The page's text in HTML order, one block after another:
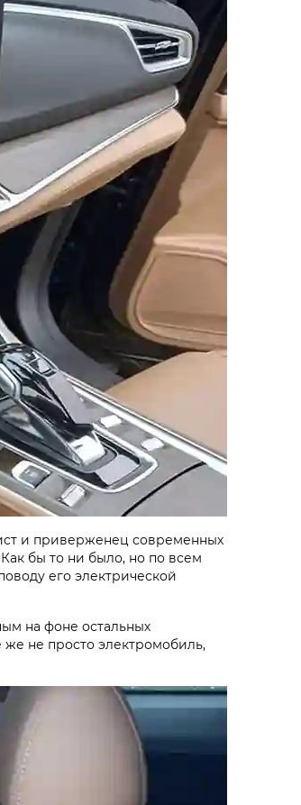
и приверженец современных
бы то ни было, но по всем
его электрической
на фоне остальных
не просто электромобиль,